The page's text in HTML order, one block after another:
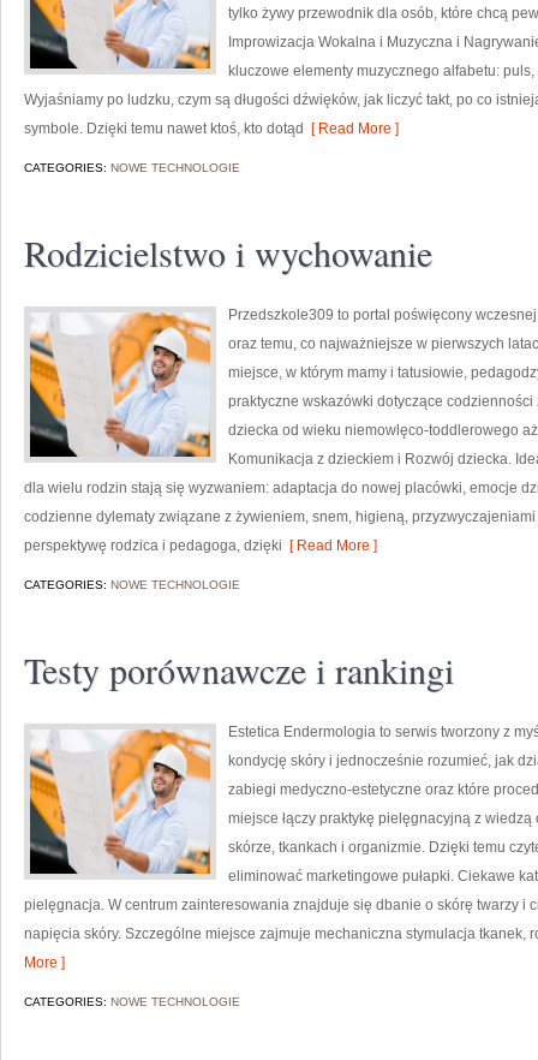
tylko żywy przewodnik dla osób, które chcą
Improwizacja Wokalna i Muzyczna i
kluczowe elementy muzycznego alfabetu:
Wyjaśniamy po ludzku, czym są długości dźwięków, jak liczyć takt, po co
symbole. Dzięki temu nawet ktoś, kto dotąd
[ Read More ]
CATEGORIES: NOWE TECHNOLOGIE
Rodzicielstwo i wychowanie
Przedszkole309 to portal poświęcony
oraz temu, co najważniejsze w pierwszych
miejsce, w którym mamy i tatusiowie,
praktyczne wskazówki dotyczące
dziecka od wieku niemowlęco-toddlerowego
Komunikacja z dzieckiem i Rozwój dziecka.
dla wielu rodzin stają się wyzwaniem: adaptacja do nowej placówki, emocje
codzienne dylematy związane z żywieniem, snem, higieną,
perspektywę rodzica i pedagoga, dzięki [ Read More ]
CATEGORIES: NOWE TECHNOLOGIE
Testy porównawcze i rankingi
Estetica Endermologia to serwis tworzony z
kondycję skóry i jednocześnie rozumieć, jak
zabiegi medyczno-estetyczne oraz które
miejsce łączy praktykę pielęgnacyjną z
skórze, tkankach i organizmie. Dzięki temu
eliminować marketingowe pułapki. Ciekawe
pielęgnacja. W centrum zainteresowania znajduje się dbanie o skórę twarzy i
napięcia skóry. Szczególne miejsce zajmuje mechaniczna stymulacja tkanek,
More ]
CATEGORIES: NOWE TECHNOLOGIE